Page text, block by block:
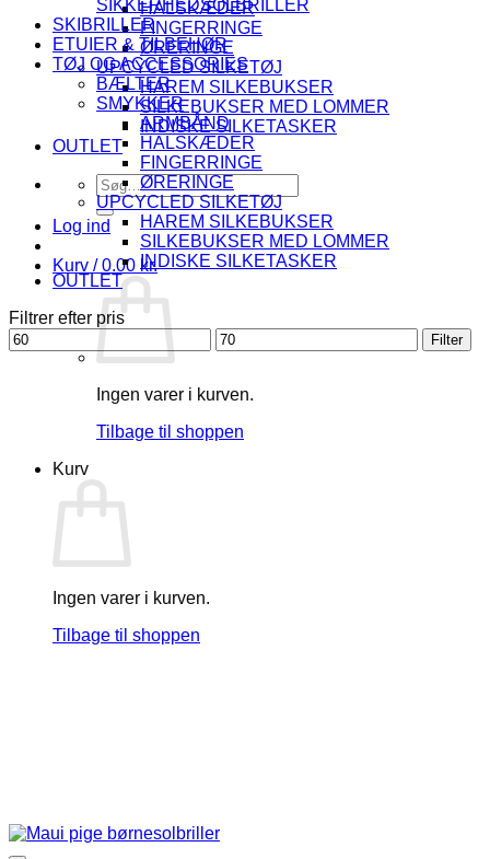
HALSKÆDER
FINGERRINGE
ØRERINGE
UPCYCLED SILKETØJ
HAREM SILKEBUKSER
SILKEBUKSER MED LOMMER
INDISKE SILKETASKER
OUTLET
Søg
efter:
Log ind
Kurv /0.00 kr.
Ingen varer i kurven.
Tilbage til shoppen
Kurv
Ingen varer i kurven.
Tilbage til shoppen
SIKKERHEDSOLBRILLER
SKIBRILLER
ETUIER & TILBEHØR
TØJ OG ACCESSORIES
BÆLTER
SMYKKER
ARMBÅND
HALSKÆDER
FINGERRINGE
ØRERINGE
UPCYCLED SILKETØJ
HAREM SILKEBUKSER
SILKEBUKSER MED LOMMER
INDISKE SILKETASKER
OUTLET
Filtrer efter pris
Mindste
pris
Højeste
pris
Filter